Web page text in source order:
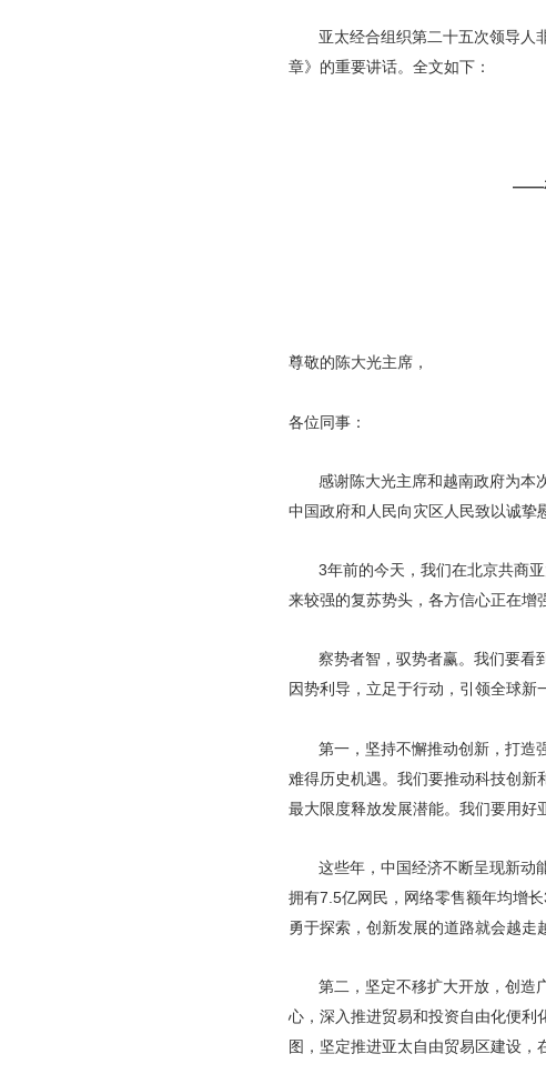
亚太经合组织第二十五次领导人
章》的重要讲话。全文如下：
——
尊敬的陈大光主席，
各位同事：
感谢陈大光主席和越南政府为本
中国政府和人民向灾区人民致以诚挚
3年前的今天，我们在北京共商
来较强的复苏势头，各方信心正在增
察势者智，驭势者赢。我们要看
因势利导，立足于行动，引领全球新
第一，坚持不懈推动创新，打造
难得历史机遇。我们要推动科技创新
最大限度释放发展潜能。我们要用好
这些年，中国经济不断呈现新动
拥有7.5亿网民，网络零售额年均增
勇于探索，创新发展的道路就会越走
第二，坚定不移扩大开放，创造
心，深入推进贸易和投资自由化便利
图，坚定推进亚太自由贸易区建设，